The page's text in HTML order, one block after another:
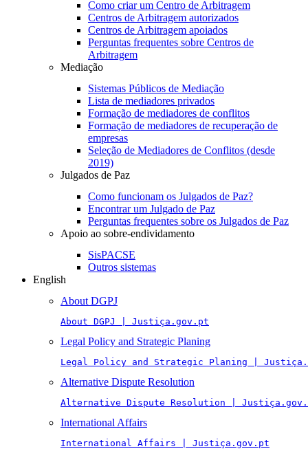
Como criar um Centro de Arbitragem
Centros de Arbitragem autorizados
Centros de Arbitragem apoiados
Perguntas frequentes sobre Centros de
Arbitragem
Mediação
Sistemas Públicos de Mediação
Lista de mediadores privados
Formação de mediadores de conflitos
Formação de mediadores de recuperação de
empresas
Seleção de Mediadores de Conflitos (desde
2019)
Julgados de Paz
Como funcionam os Julgados de Paz?
Encontrar um Julgado de Paz
Perguntas frequentes sobre os Julgados de Paz
Apoio ao sobre-endividamento
SisPACSE
Outros sistemas
English
About DGPJ
About DGPJ | Justiça.gov.pt
Legal Policy and Strategic Planing
Legal Policy and Strategic Planing |
Alternative Dispute Resolution
Alternative Dispute Resolution |
International Affairs
International Affairs | Justiça.gov.pt